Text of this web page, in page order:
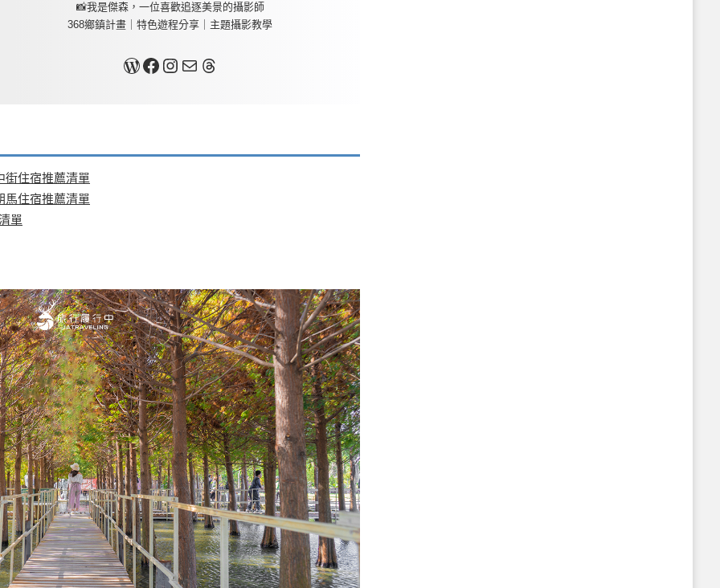
📸我是傑森，一位喜歡追逐美景的攝影師
368鄉鎮計畫｜特色遊程分享｜主題攝影教學
關於我Facebook InstagramMail Threads
街住宿推薦清單
馬住宿推薦清單
單